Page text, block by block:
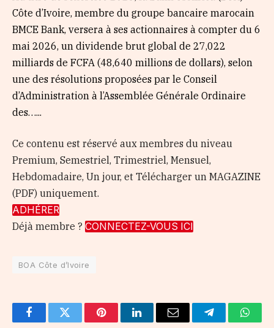
Côte d’Ivoire, membre du groupe bancaire marocain
BMCE Bank, versera à ses actionnaires à compter du 6
mai 2026, un dividende brut global de 27,022
milliards de FCFA (48,640 millions de dollars), selon
une des résolutions proposées par le Conseil
d’Administration à l’Assemblée Générale Ordinaire
des…...
Ce contenu est réservé aux membres du niveau
Premium, Semestriel, Trimestriel, Mensuel,
Hebdomadaire, Un jour, et Télécharger un MAGAZINE
(PDF) uniquement.
ADHÉRER
Déjà membre ? CONNECTEZ-VOUS ICI
BOA Côte d’Ivoire
FacebookTwitter PinterestLinkedInEmail Telegram